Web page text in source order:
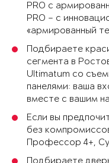
PRO с
PRO – с
«армированный
Подбираете
сегмента в
Ultimatum со
панелями: ваша
вместе с вашим
Если вы
без
Профессор 4+,
Подбираете